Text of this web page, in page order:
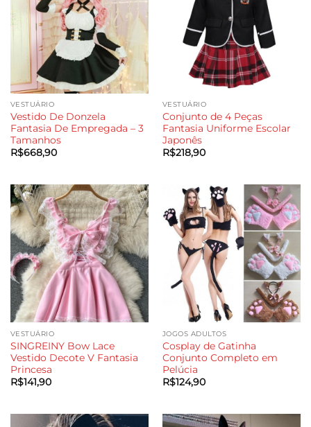
VESTUÁRIO
Vestido De Donzela
Fantasia De Empregada – 3
Tamanhos
R$668,90
VESTUÁRIO
Conjunto de 4 Peças
Fantasia Uniforme Escolar
Japonês
R$218,90
VESTUÁRIO
SINGREINY Bow Lace
Vestido Decote V Fantasia
Princesa
R$141,90
JOGOS ADULTOS
Cosplay de Gatinha
Conjunto Completo em
Pelúcia
R$124,90